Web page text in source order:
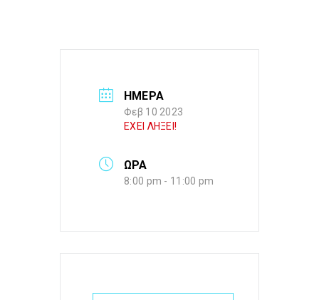
ΗΜΕΡΑ
Φεβ 10 2023
ΕΧΕΙ ΛΗΞΕΙ!
ΩΡΑ
8:00 pm - 11:00 pm